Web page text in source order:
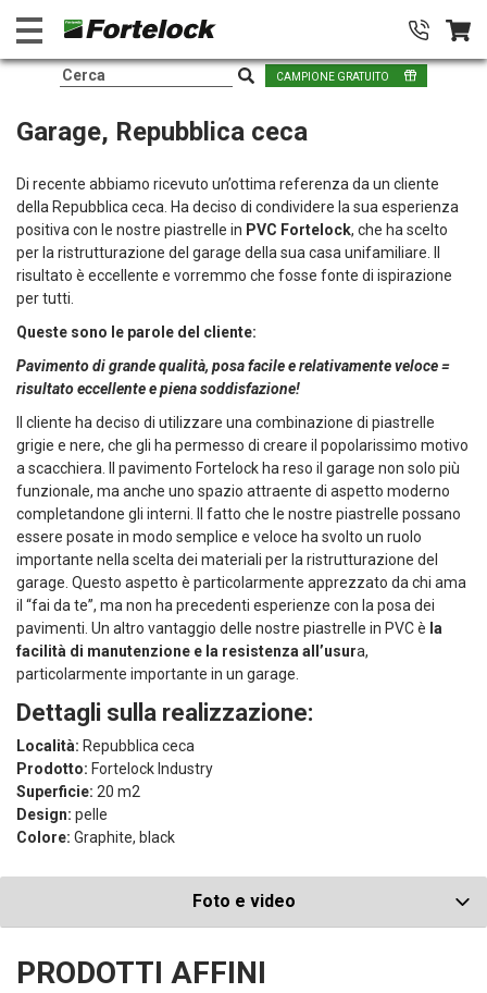
CAMPIONE GRATUITO
Garage, Repubblica ceca
Di recente abbiamo ricevuto un’ottima referenza da un cliente
della Repubblica ceca. Ha deciso di condividere la sua esperienza
positiva con le nostre piastrelle in PVC Fortelock, che ha scelto
per la ristrutturazione del garage della sua casa unifamiliare. Il
risultato è eccellente e vorremmo che fosse fonte di ispirazione
per tutti.
Queste sono le parole del cliente:
Pavimento di grande qualità, posa facile e relativamente veloce =
risultato eccellente e piena soddisfazione!
Il cliente ha deciso di utilizzare una combinazione di piastrelle
grigie e nere, che gli ha permesso di creare il popolarissimo motivo
a scacchiera. Il pavimento Fortelock ha reso il garage non solo più
funzionale, ma anche uno spazio attraente di aspetto moderno
completandone gli interni. Il fatto che le nostre piastrelle possano
essere posate in modo semplice e veloce ha svolto un ruolo
importante nella scelta dei materiali per la ristrutturazione del
garage. Questo aspetto è particolarmente apprezzato da chi ama
il “fai da te”, ma non ha precedenti esperienze con la posa dei
pavimenti. Un altro vantaggio delle nostre piastrelle in PVC è la
facilità di manutenzione e la resistenza all’usura,
particolarmente importante in un garage.
Dettagli sulla realizzazione:
Località: Repubblica ceca
Prodotto: Fortelock Industry
Superficie: 20 m2
Design: pelle
Colore: Graphite, black
Foto e video
PRODOTTI AFFINI